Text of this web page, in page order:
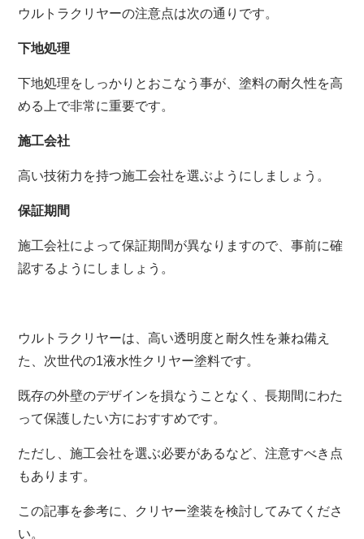
ウルトラクリヤーの注意点は次の通りです。
下地処理
下地処理をしっかりとおこなう事が、塗料の耐久性を高
める上で非常に重要です。
施工会社
高い技術力を持つ施工会社を選ぶようにしましょう。
保証期間
施工会社によって保証期間が異なりますので、事前に確
認するようにしましょう。
ウルトラクリヤーは、高い透明度と耐久性を兼ね備え
た、次世代の1液水性クリヤー塗料です。
既存の外壁のデザインを損なうことなく、長期間にわた
って保護したい方におすすめです。
ただし、施工会社を選ぶ必要があるなど、注意すべき点
もあります。
この記事を参考に、クリヤー塗装を検討してみてくださ
い。